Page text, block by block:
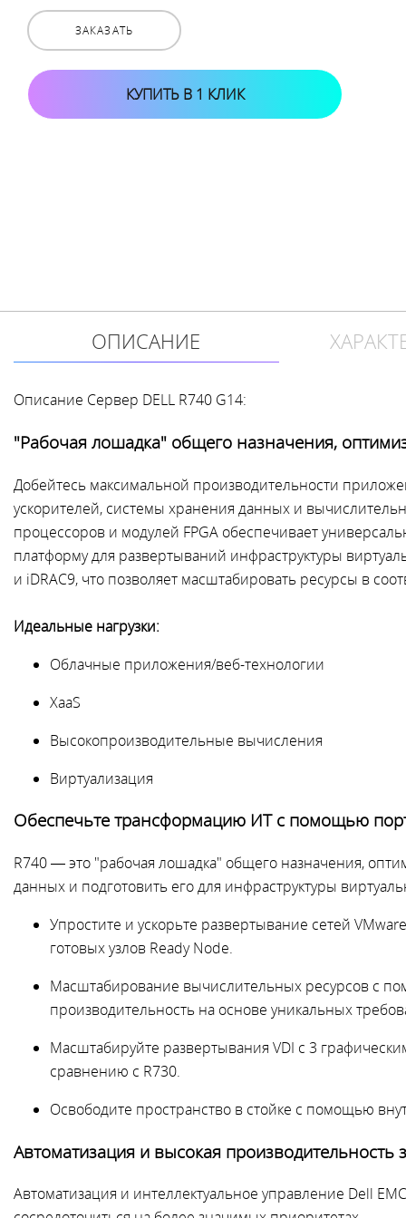
ЗАКАЗАТЬ
КУПИТЬ В 1 КЛИК
ОПИСАНИЕ
Описание Сервер DELL R740 G14:
"Рабочая лошадка" общего назначения,
Добейтесь максимальной производительности
ускорителей, системы хранения данных и
процессоров и модулей FPGA обеспечивает
платформу для развертываний инфраструктуры
и iDRAC9, что позволяет масштабировать ресурсы в
Идеальные нагрузки:
Облачные приложения/веб-технологии
XaaS
Высокопроизводительные вычисления
Виртуализация
Обеспечьте трансформацию ИТ с помощью
R740 — это "рабочая лошадка" общего назначения,
данных и подготовить его для инфраструктуры
Упростите и ускорьте развертывание сетей
готовых узлов Ready Node.
Масштабирование вычислительных ресурсов с
производительность на основе уникальных
Масштабируйте развертывания VDI с 3
сравнению с R730.
Освободите пространство в стойке с помощью
Автоматизация и высокая производительность
Автоматизация и интеллектуальное управление Dell